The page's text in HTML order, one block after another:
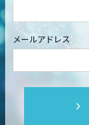
メールアドレス